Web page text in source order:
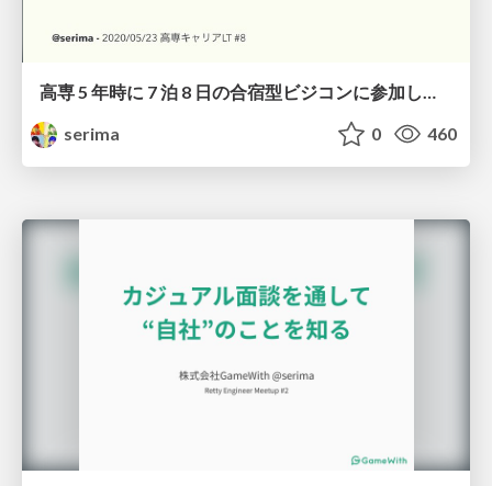
高専 5 年時に 7 泊 8 日の合宿型ビジコンに参加したら人生が変わった
serima
0 460